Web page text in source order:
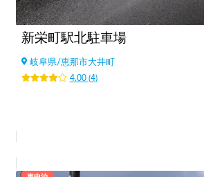
新栄町駅北駐車場
岐阜県/恵那市大井町
4.00(4)